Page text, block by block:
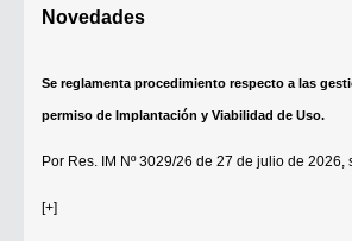
Novedades
Se reglamenta procedimiento respecto a las
permiso de Implantación y Viabilidad de Uso.
Por Res. IM Nº 3029/26 de 27 de julio de 2026,
[+]